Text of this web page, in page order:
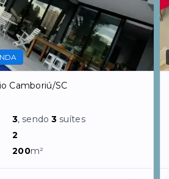
Camboriú/SC
3, sendo3 suítes
2
200m²